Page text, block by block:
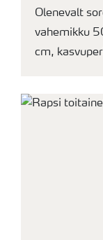
Olenevalt
vahemikku
cm,